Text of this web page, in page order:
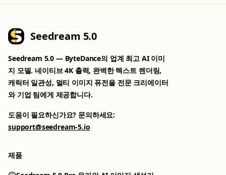
Seedream 5.0
Seedream 5.0 — ByteDance의 업계 최고 AI 이미
지 모델. 네이티브 4K 출력, 완벽한 텍스트 렌더링,
캐릭터 일관성, 멀티 이미지 퓨전을 전문 크리에이터
와 기업 팀에게 제공합니다.
도움이 필요하신가요? 문의하세요:
support@seedream-5.io
제품